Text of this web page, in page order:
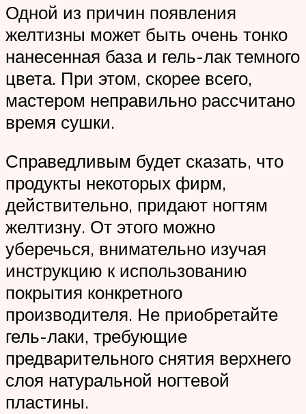
Одной из причин появления
желтизны может быть очень тонко
нанесенная база и гель-лак темного
цвета. При этом, скорее всего,
мастером неправильно рассчитано
время сушки.
Справедливым будет сказать, что
продукты некоторых фирм,
действительно, придают ногтям
желтизну. От этого можно
уберечься, внимательно изучая
инструкцию к использованию
покрытия конкретного
производителя. Не приобретайте
гель-лаки, требующие
предварительного снятия верхнего
слоя натуральной ногтевой
пластины.